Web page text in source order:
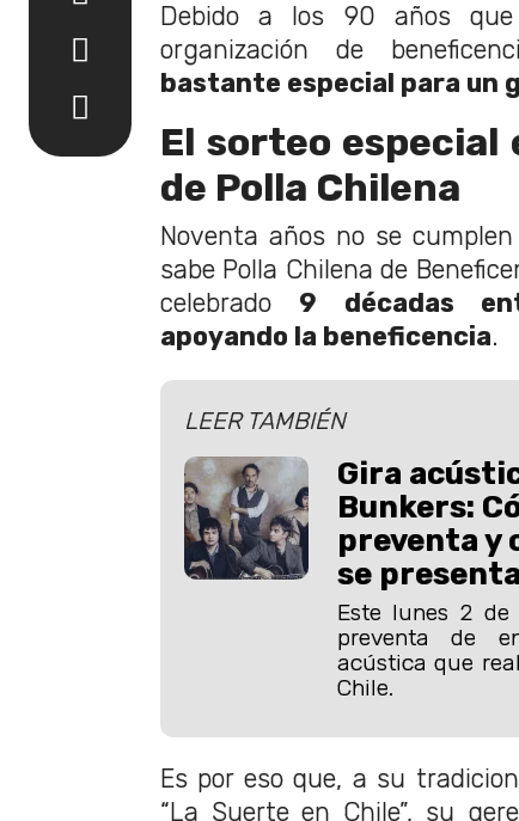
Debido a los 90 años
organización de
bastante especial para un
El sorteo especial
de Polla Chilena
Noventa años no se
sabe Polla Chilena de
celebrado 9 décadas
apoyando la beneficencia.
LEER TAMBIÉN
Gira
Bunkers:
preventa y
se
Este lunes 2 de
preventa de
acústica que
Chile.
Es por eso que, a su
“La Suerte en Chile”, su